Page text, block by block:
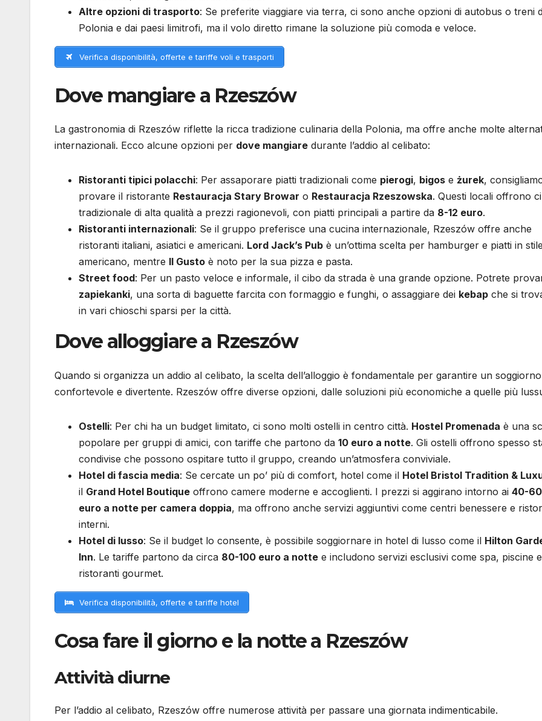
Altre opzioni di trasporto: Se preferite viaggiare via terra, ci sono anche opzioni di autobus o treni
Polonia e dai paesi limitrofi, ma il volo diretto rimane la soluzione più comoda e veloce.
Verifica disponibilità, offerte e tariffe voli e trasporti
Dove mangiare a Rzeszów
La gastronomia di Rzeszów riflette la ricca tradizione culinaria della Polonia, ma offre anche molte
internazionali. Ecco alcune opzioni per dove mangiare durante l’addio al celibato:
Ristoranti tipici polacchi: Per assaporare piatti tradizionali come pierogi, bigos e żurek,
provare il ristorante Restauracja Stary Browar o Restauracja Rzeszowska. Questi locali offrono
tradizionale di alta qualità a prezzi ragionevoli, con piatti principali a partire da 8-12 euro.
Ristoranti internazionali: Se il gruppo preferisce una cucina internazionale, Rzeszów offre anche
ristoranti italiani, asiatici e americani. Lord Jack’s Pub è un’ottima scelta per hamburger e piatti in stile
americano, mentre Il Gusto è noto per la sua pizza e pasta.
Street food: Per un pasto veloce e informale, il cibo da strada è una grande opzione. Potrete
zapiekanki, una sorta di baguette farcita con formaggio e funghi, o assaggiare dei kebap che si
in vari chioschi sparsi per la città.
Dove alloggiare a Rzeszów
Quando si organizza un addio al celibato, la scelta dell’alloggio è fondamentale per garantire un soggiorno
confortevole e divertente. Rzeszów offre diverse opzioni, dalle soluzioni più economiche a quelle più
Ostelli: Per chi ha un budget limitato, ci sono molti ostelli in centro città. Hostel Promenada è una
popolare per gruppi di amici, con tariffe che partono da 10 euro a notte. Gli ostelli offrono spesso
condivise che possono ospitare tutto il gruppo, creando un’atmosfera conviviale.
Hotel di fascia media: Se cercate un po’ più di comfort, hotel come il Hotel Bristol Tradition &
il Grand Hotel Boutique offrono camere moderne e accoglienti. I prezzi si aggirano intorno ai 40-60
euro a notte per camera doppia, ma offrono anche servizi aggiuntivi come centri benessere e
interni.
Hotel di lusso: Se il budget lo consente, è possibile soggiornare in hotel di lusso come il Hilton
Inn. Le tariffe partono da circa 80-100 euro a notte e includono servizi esclusivi come spa, piscine e
ristoranti gourmet.
Verifica disponibilità, offerte e tariffe hotel
Cosa fare il giorno e la notte a Rzeszów
Attività diurne
Per l’addio al celibato, Rzeszów offre numerose attività per passare una giornata indimenticabile.